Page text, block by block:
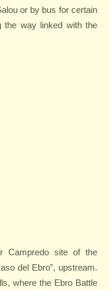
or by bus for certain
the way linked with the
Campredo site of the
del Ebro”, upstream.
where the Ebro Battle